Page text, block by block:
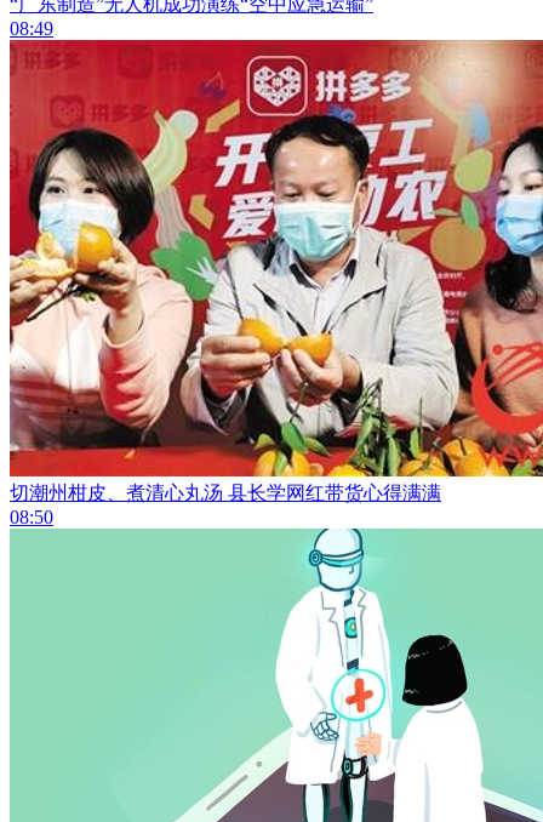
“广东制造”无人机成功演练“空中应急运输”
08:49
切潮州柑皮、煮清心丸汤 县长学网红带货心得满满
08:50